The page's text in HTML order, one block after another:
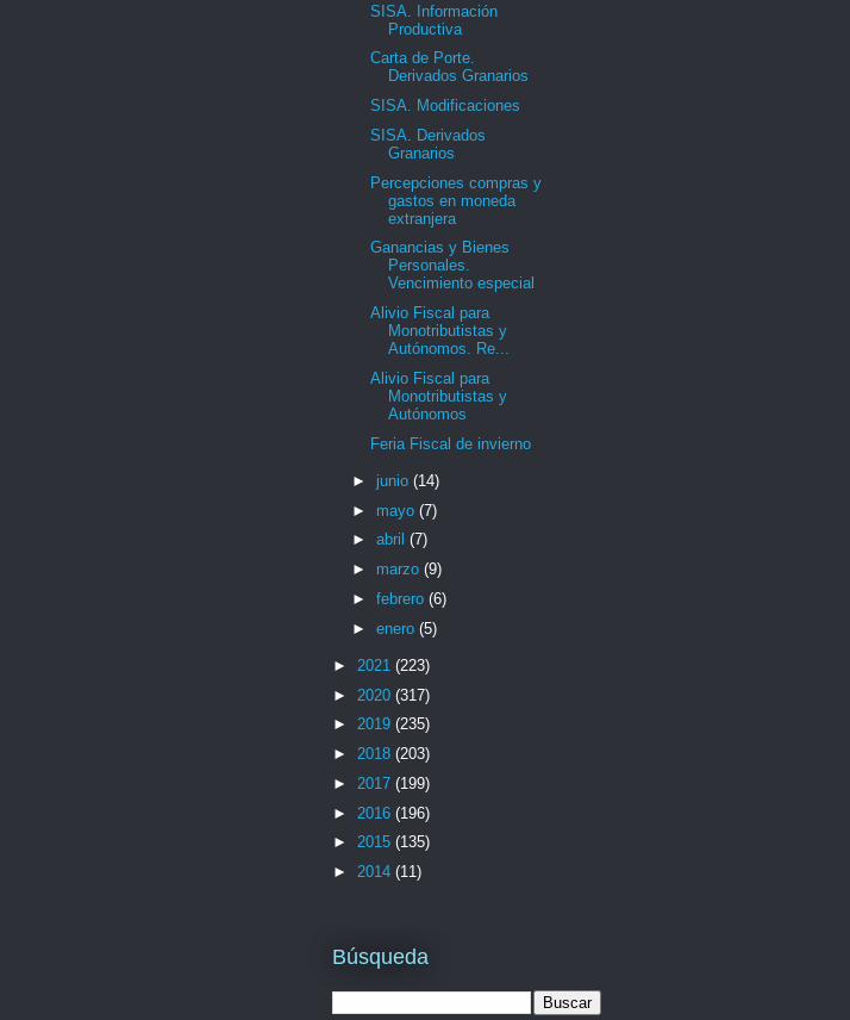
SISA. Información
Productiva
Carta de Porte.
Derivados Granarios
SISA. Modificaciones
SISA. Derivados
Granarios
Percepciones compras y
gastos en moneda
extranjera
Ganancias y Bienes
Personales.
Vencimiento especial
Alivio Fiscal para
Monotributistas y
Autónomos. Re...
Alivio Fiscal para
Monotributistas y
Autónomos
Feria Fiscal de invierno
► junio (14)
► mayo (7)
► abril (7)
► marzo (9)
► febrero (6)
► enero (5)
► 2021 (223)
► 2020 (317)
► 2019 (235)
► 2018 (203)
► 2017 (199)
► 2016 (196)
► 2015 (135)
► 2014 (11)
Búsqueda